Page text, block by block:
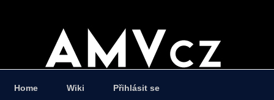
Home Wiki Přihlásit se